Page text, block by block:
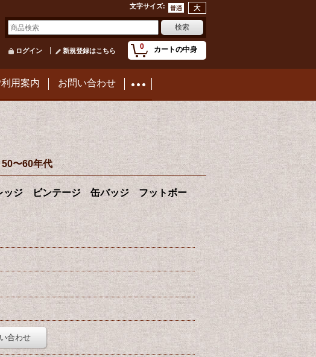
文字サイズ:
0 カートの中身
ログイン 新規登録はこちら
利用案内 お問い合わせ
〜60年代
ッジ ビンテージ 缶バッジ フットボー
合わせ